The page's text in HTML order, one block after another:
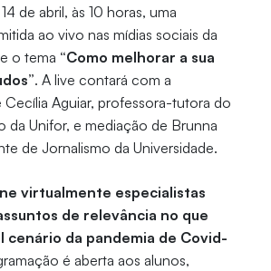
de abril, às 10 horas, uma
ao vivo nas mídias sociais da
o tema “Como melhorar a sua
. A live contará com a
Aguiar, professora-tutora do
da Unifor, e mediação de Brunna
de Jornalismo da Universidade.
virtualmente especialistas
de relevância no que
cenário da pandemia de Covid-
é aberta aos alunos,